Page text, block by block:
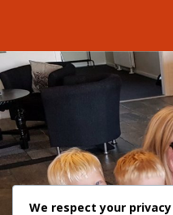
We respect your privacy